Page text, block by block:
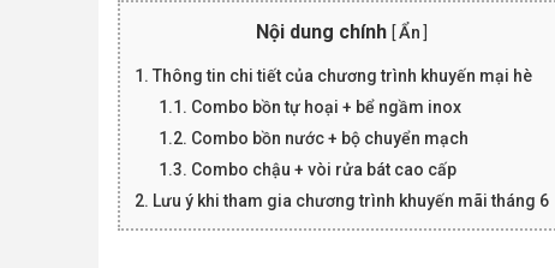
Nội dung chính [Ẩn
1. Thông tin chi tiết của chương trình khuyến mại hè
1.1. Combo bồn tự hoại + bể ngầm inox
1.2. Combo bồn nước + bộ chuyển mạch
1.3. Combo chậu + vòi rửa bát cao cấp
2. Lưu ý khi tham gia chương trình khuyến mãi tháng 6